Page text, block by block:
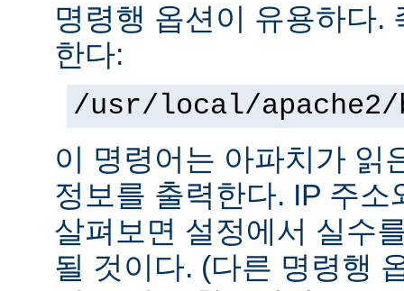
명령행 옵션이 유용하다.
한다:
/usr/local/
이 명령어는 아파치가 읽
정보를 출력한다. IP 주
살펴보면 설정에서 실수
될 것이다. (다른 명령행